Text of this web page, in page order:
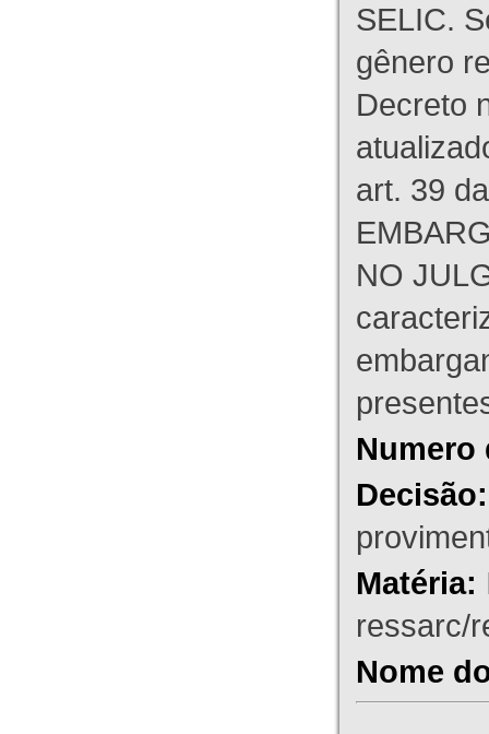
SELIC.
gênero
Decreto
art. 39
NO
Numero
Decisão:
Matéria:
ressarc/
Nome